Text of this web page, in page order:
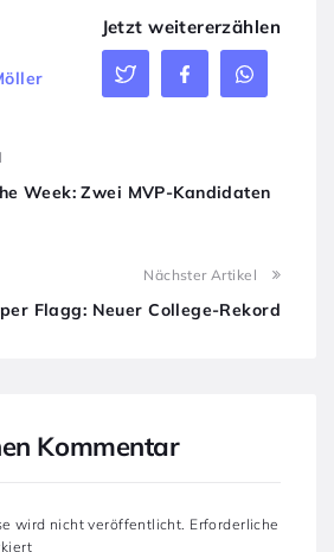
Jetzt weitererzählen
Week: Zwei MVP-Kandidaten
Nächster Artikel
Flagg: Neuer College-Rekord
Kommentar
wird nicht veröffentlicht. Erforderliche